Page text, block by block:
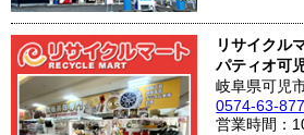
リサイクル
パティオ可
岐阜県可児
0574-63-
営業時間：